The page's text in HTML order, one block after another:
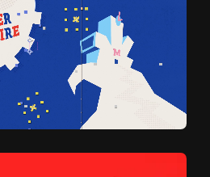
S CLIENTS